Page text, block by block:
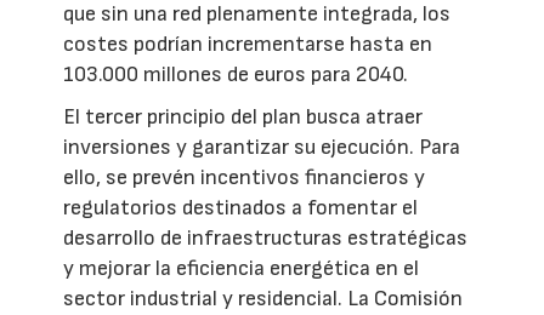
que sin una red plenamente integrada, los
costes podrían incrementarse hasta en
103.000 millones de euros para 2040.
El tercer principio del plan busca atraer
inversiones y garantizar su ejecución. Para
ello, se prevén incentivos financieros y
regulatorios destinados a fomentar el
desarrollo de infraestructuras estratégicas
y mejorar la eficiencia energética en el
sector industrial y residencial. La Comisión